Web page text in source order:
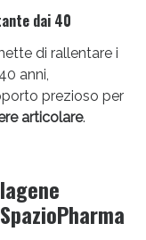
dai 40
di rallentare i
anni,
prezioso per
articolare.